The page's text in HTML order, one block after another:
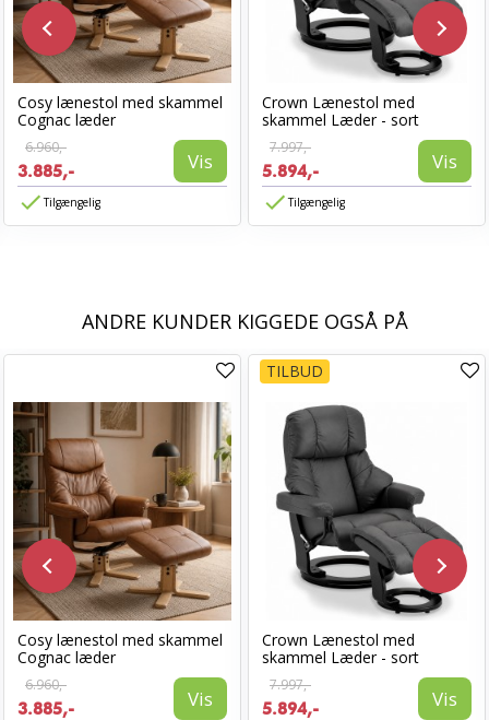
Cosy lænestol med skammel
Cognac læder
6.960,-
3.885,- Vis
Tilgængelig
Crown Lænestol med
skammel Læder - sort
7.997,-
5.894,- Vis
Tilgængelig
ANDRE KUNDER KIGGEDE OGSÅ PÅ
Cosy lænestol med skammel
Cognac læder
6.960,-
3.885,- Vis
TILBUD
Crown Lænestol med
skammel Læder - sort
7.997,-
5.894,- Vis